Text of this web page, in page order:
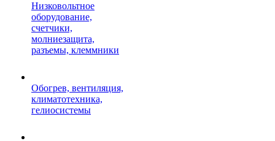
Низковольтное
оборудование,
счетчики,
молниезащита,
разъемы, клеммники
Обогрев, вентиляция,
климатотехника,
гелиосистемы